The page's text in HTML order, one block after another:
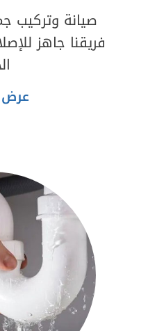
صيانة وتركيب
فريقنا جاهز
عرض